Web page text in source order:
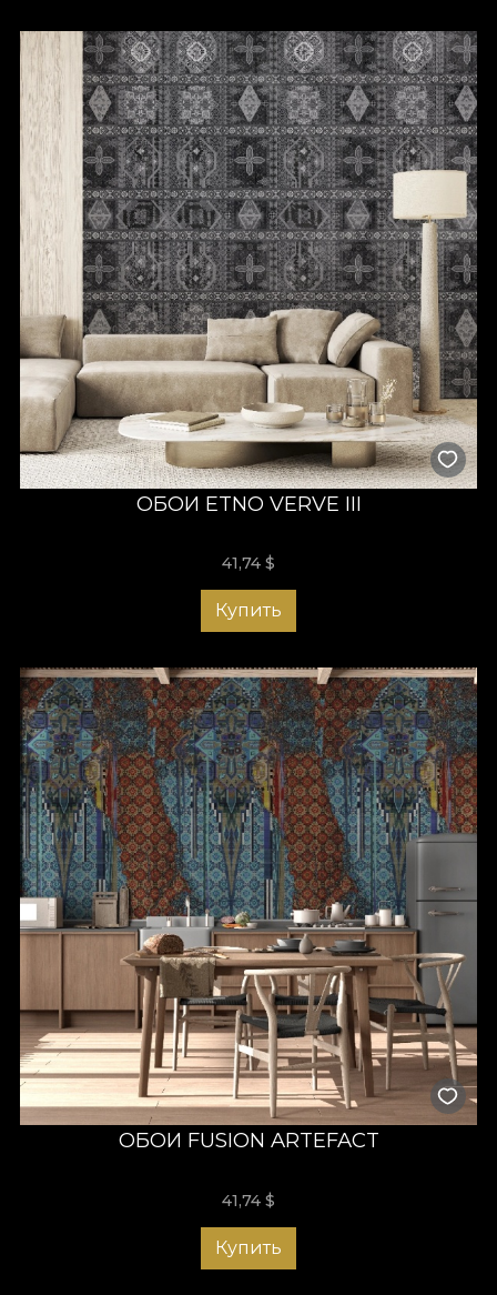
ОБОИ ETNO VERVE III
41,74 $
Купить
ОБОИ FUSION ARTEFACT
41,74 $
Купить